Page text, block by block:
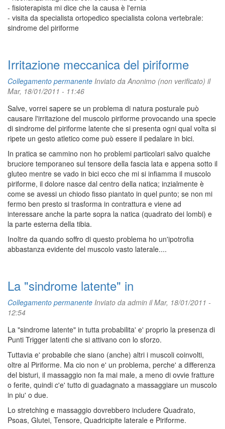
- fisioterapista mi dice che la causa è l'ernia
- visita da specialista ortopedico specialista colona vertebrale:
sindrome del piriforme
Irritazione meccanica del piriforme
Collegamento permanente Inviato daAnonimo (non verificato) il
Mar, 18/01/2011 - 11:46
Salve, vorrei sapere se un problema di natura posturale può
causare l'irritazione del muscolo piriforme provocando una specie
di sindrome del piriforme latente che si presenta ogni qual volta si
ripete un gesto atletico come può essere il pedalare in bici.
In pratica se cammino non ho problemi particolari salvo qualche
bruciore temporaneo sul tensore della fascia lata e appena sotto il
gluteo mentre se vado in bici ecco che mi si infiamma il muscolo
piriforme, il dolore nasce dal centro della natica; inzialmente è
come se avessi un chiodo fisso piantato in quel punto; se non mi
fermo ben presto si trasforma in contrattura e viene ad
interessare anche la parte sopra la natica (quadrato dei lombi) e
la parte esterna della tibia.
Inoltre da quando soffro di questo problema ho un'ipotrofia
abbastanza evidente del muscolo vasto laterale....
La "sindrome latente" in
Collegamento permanente Inviato da admin il Mar, 18/01/2011 -
12:54
La "sindrome latente" in tutta probabilita' e' proprio la presenza di
Punti Trigger latenti che si attivano con lo sforzo.
Tuttavia e' probabile che siano (anche) altri i muscoli coinvolti,
oltre al Piriforme. Ma cio non e' un problema, perche' a differenza
del bisturi, il massaggio non fa mai male, a meno di ovvie fratture
o ferite, quindi c'e' tutto di guadagnato a massaggiare un muscolo
in piu' o due.
Lo stretching e massaggio dovrebbero includere Quadrato,
Psoas, Glutei, Tensore, Quadricipite laterale e Piriforme.